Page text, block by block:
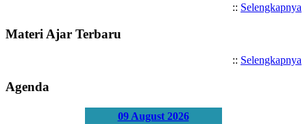
:: Selengkapnya
Materi Ajar Terbaru
:: Selengkapnya
Agenda
09 August 2026